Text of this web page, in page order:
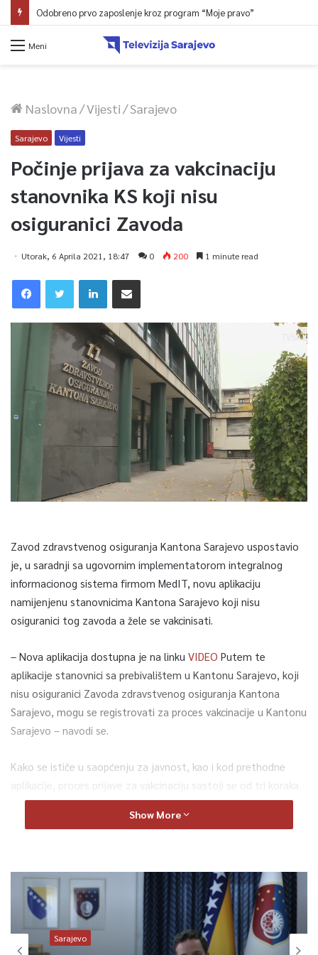
Odobreno prvo zaposlenje kroz program “Moje pravo”
Meni
Naslovna/Vijesti/Sarajevo
Sarajevo Vijesti
Počinje prijava za vakcinaciju
stanovnika KS koji nisu
osiguranici Zavoda
Utorak, 6 Aprila 2021, 18:47 0 200 1 minute read
Zavod zdravstvenog osiguranja Kantona Sarajevo uspostavio
je, u saradnji sa ugovornim implementatorom integralnog
informacionog sistema firmom MedIT, novu aplikaciju
namijenjenu stanovnicima Kantona Sarajevo koji nisu
osiguranici tog zavoda a žele se vakcinisati.
– Nova aplikacija dostupna je na linku VIDEO Putem te
aplikacije stanovnici sa prebivalištem u Kantonu Sarajevo, koji
nisu osiguranici Zavoda zdravstvenog osiguranja Kantona
Sarajevo, mogu se registrovati za proces vakcinacije u Kantonu
Sarajevo – navodi se.
Kako se ističe u saopćenju za javnost, kao i kod prethodne
aplikacije, proces prijave za vakcinaciju sastoji se od tri koraka.
– Stanovnik Kantona Sarajevo, koji nije osiguranik Zavoda,
podataka o prebivalištu bit će provjerena prije upisa u konačni
registar – navodi se.
Iz Zavoda naglašavaju da je ta aplikacija (kao i prethodna)
namijenjena isključivo stanovnicima Kantona Sarajevo, da je
Show More
Sarajevo